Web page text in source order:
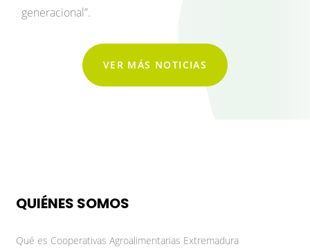
generacional”.
VER MÁS NOTICIAS
QUIÉNES SOMOS
Qué es Cooperativas Agroalimentarias Extremadura